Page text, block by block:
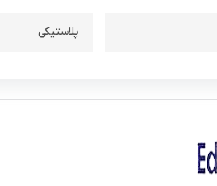
پلاستیکی